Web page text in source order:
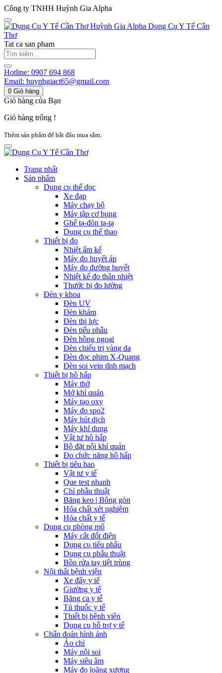
Công ty TNHH Huỳnh Gia Alpha
Huỳnh Gia Alpha Dụng Cụ Y Tế Cần
Thơ
Tat ca san pham
Hotline: 0907 694 868
Email: huynhgiact65@gmail.com
0 Giỏ hàng
Giỏ hàng của Bạn
Giỏ hàng trống !
Thêm sản phẩm để bắt đầu mua sắm.
Trang nhất
Sản phẩm
Dụng cụ thể dục
Xe đạp
Máy chạy bộ
Máy tập cơ bụng
Ghế tạ-đòn tạ-tạ
Dụng cụ thể thao
Thiết bị đo
Nhiệt ẩm kế
Máy đo huyết áp
Máy đo đường huyết
Nhiệt kế đo thân nhiệt
Thước bị đo lường
Đèn y khoa
Đèn UV
Đèn khám
Đèn thị lực
Đèn tiểu phẫu
Đèn hồng ngoại
Đèn chiếu trị vàng da
Đèn đọc phim X-Quang
Đèn soi vein tĩnh mạch
Thiết bị hô hấp
Máy thở
Mở khí quản
Máy tạo oxy
Máy đo spo2
Máy hút dịch
Máy khí dung
Vật tư hô hấp
Bộ đặt nội khí quản
Đo chức năng hô hấp
Thiết bị tiêu hao
Vật tư y tế
Que test nhanh
Chỉ phẫu thuật
Băng keo | Bông gòn
Hóa chất xét nghiệm
Hóa chất y tế
Dụng cụ phòng mổ
Máy cắt đốt điện
Dụng cụ tiểu phẫu
Dụng cụ phẫu thuật
Bồn rửa tay tiệt trùng
Nội thất bệnh viện
Xe đẩy y tế
Giường y tế
Băng ca y tế
Tủ thuốc y tế
Thiết bị bệnh viện
Dụng cụ hỗ trợ y tế
Chẩn đoán hình ảnh
Áo chì
Máy nội soi
Máy siêu âm
Máy đo loãng xương